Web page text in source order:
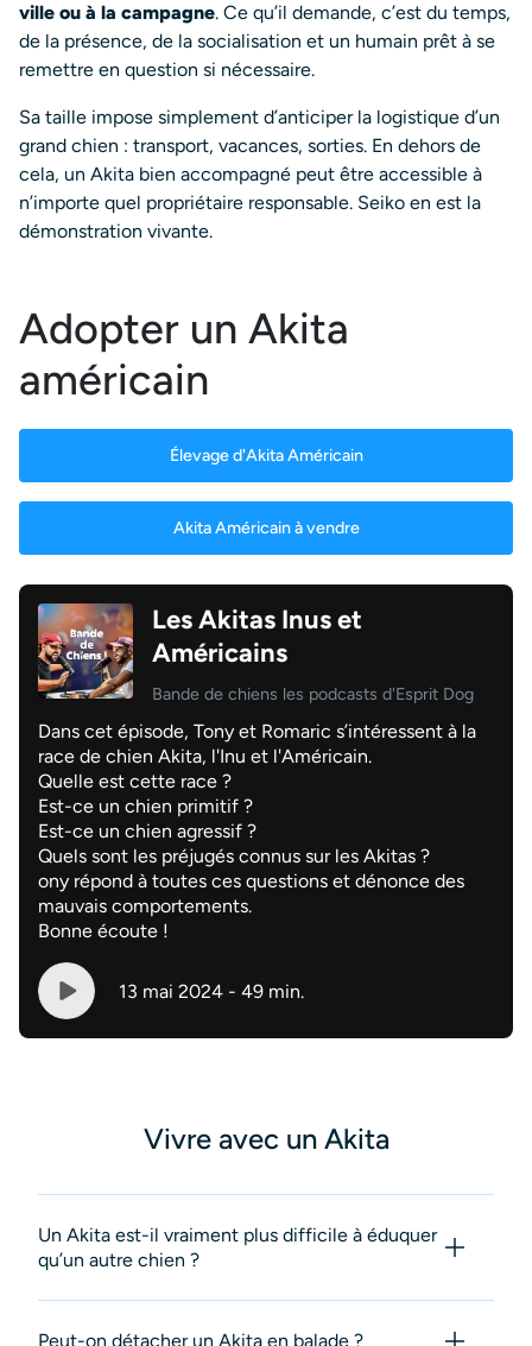
ville ou à la campagne. Ce qu’il demande, c’est du temps,
de la présence, de la socialisation et un humain prêt à se
remettre en question si nécessaire.
Sa taille impose simplement d’anticiper la logistique d’un
grand chien : transport, vacances, sorties. En dehors de
cela, un Akita bien accompagné peut être accessible à
n’importe quel propriétaire responsable. Seiko en est la
démonstration vivante.
Adopter un Akita
américain
Élevage d'Akita Américain
Akita Américain à vendre
Les Akitas Inus et
Américains
Bande de chiens les podcasts d'Esprit Dog
Dans cet épisode, Tony et Romaric s’intéressent à la
race de chien Akita, l'Inu et l'Américain.
Quelle est cette race ?
Est-ce un chien primitif ?
Est-ce un chien agressif ?
Quels sont les préjugés connus sur les Akitas ?
ony répond à toutes ces questions et dénonce des
mauvais comportements.
Bonne écoute !
13 mai 2024 - 49 min.
Vivre avec un Akita
Un Akita est-il vraiment plus difficile à éduquer
qu’un autre chien ?
Peut-on détacher un Akita en balade ?